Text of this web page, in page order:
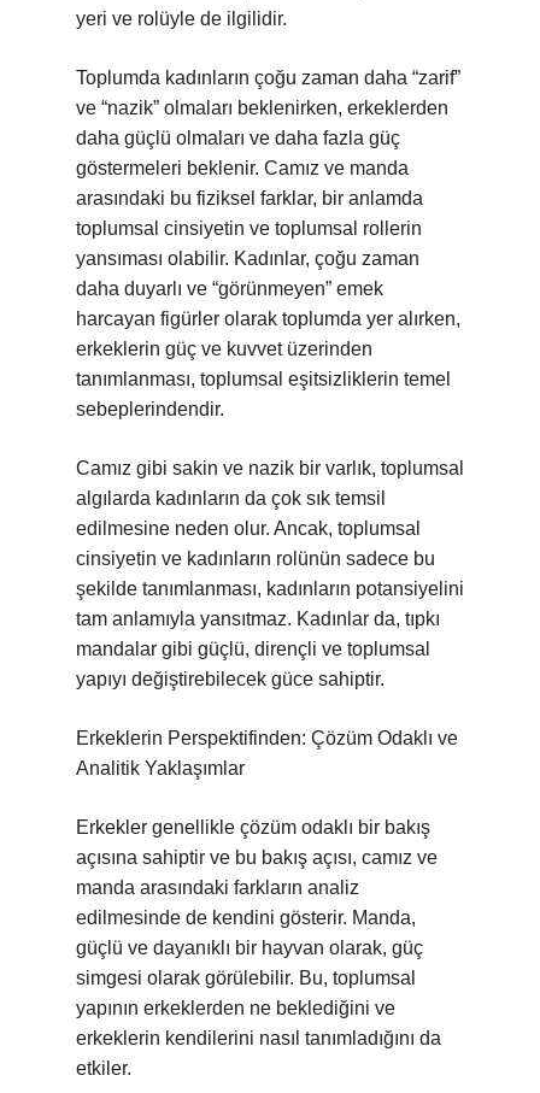
yeri ve rolüyle de ilgilidir.
Toplumda kadınların çoğu zaman daha “zarif”
ve “nazik” olmaları beklenirken, erkeklerden
daha güçlü olmaları ve daha fazla güç
göstermeleri beklenir. Camız ve manda
arasındaki bu fiziksel farklar, bir anlamda
toplumsal cinsiyetin ve toplumsal rollerin
yansıması olabilir. Kadınlar, çoğu zaman
daha duyarlı ve “görünmeyen” emek
harcayan figürler olarak toplumda yer alırken,
erkeklerin güç ve kuvvet üzerinden
tanımlanması, toplumsal eşitsizliklerin temel
sebeplerindendir.
Camız gibi sakin ve nazik bir varlık, toplumsal
algılarda kadınların da çok sık temsil
edilmesine neden olur. Ancak, toplumsal
cinsiyetin ve kadınların rolünün sadece bu
şekilde tanımlanması, kadınların potansiyelini
tam anlamıyla yansıtmaz. Kadınlar da, tıpkı
mandalar gibi güçlü, dirençli ve toplumsal
yapıyı değiştirebilecek güce sahiptir.
Erkeklerin Perspektifinden: Çözüm Odaklı ve
Analitik Yaklaşımlar
Erkekler genellikle çözüm odaklı bir bakış
açısına sahiptir ve bu bakış açısı, camız ve
manda arasındaki farkların analiz
edilmesinde de kendini gösterir. Manda,
güçlü ve dayanıklı bir hayvan olarak, güç
simgesi olarak görülebilir. Bu, toplumsal
yapının erkeklerden ne beklediğini ve
erkeklerin kendilerini nasıl tanımladığını da
etkiler.